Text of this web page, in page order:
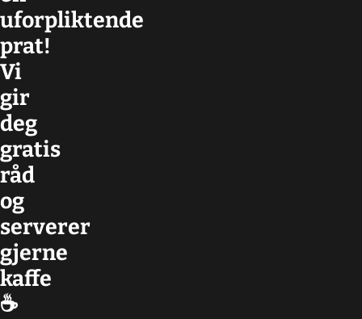
uforpliktende
prat!
Vi
gir
deg
gratis
råd
og
serverer
gjerne
kaffe
☕